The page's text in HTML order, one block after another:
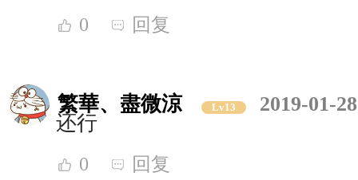
0 回复
繁華、盡微涼 Lv13
2019-01-
还行
0 回复